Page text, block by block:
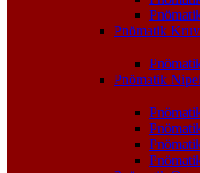
Pnömatik
Pnömatik Nipel